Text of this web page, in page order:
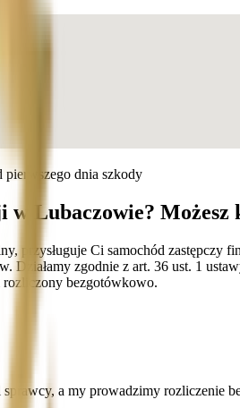
pierwszego dnia szkody
Lubaczowie? Możesz
przysługuje Ci samochód
Działamy zgodnie z art. 36 ust. 1
bezgotówkowo.
a my prowadzimy rozliczenie